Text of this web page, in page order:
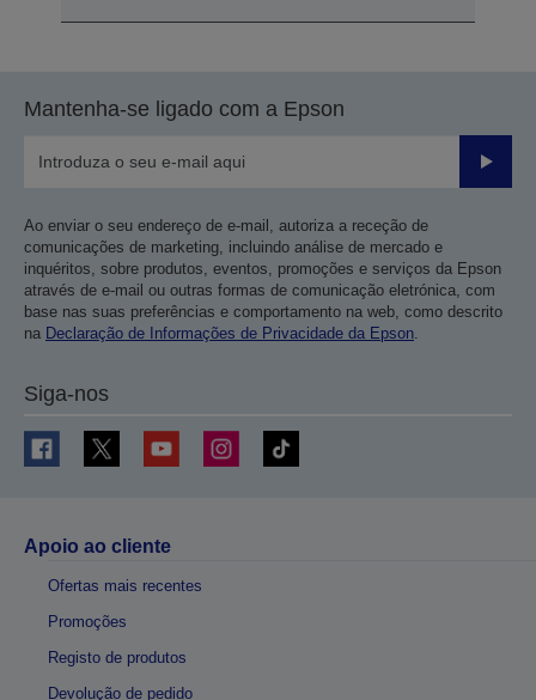
Mantenha-se ligado com a Epson
Enviar
Ao enviar o seu endereço de e-mail, autoriza a receção de
comunicações de marketing, incluindo análise de mercado e
inquéritos, sobre produtos, eventos, promoções e serviços da Epson
através de e-mail ou outras formas de comunicação eletrónica, com
base nas suas preferências e comportamento na web, como descrito
na Declaração de Informações de Privacidade da Epson.
Siga-nos
Apoio ao cliente
Ofertas mais recentes
Promoções
Registo de produtos
Devolução de pedido